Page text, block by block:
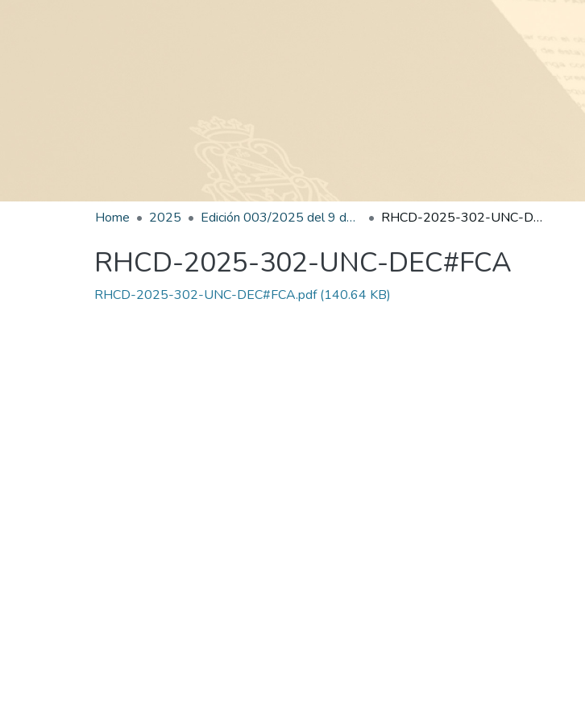
Home 2025 Edición 003/2025 del 9 de junio de 2025 RHCD-2025-302-UNC-DEC#FCA
RHCD-2025-302-UNC-DEC#FCA
RHCD-2025-302-UNC-DEC#FCA.pdf(140.64 KB)